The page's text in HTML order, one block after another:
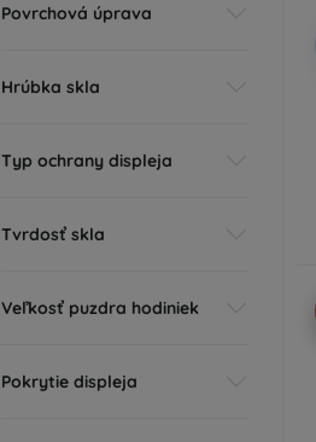
Povrchová úprava
Hrúbka skla
Typ ochrany displeja
Tvrdosť skla
Veľkosť puzdra hodiniek
Pokrytie displeja